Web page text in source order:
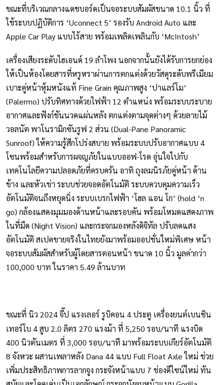
ขณะที่บริเวณกลางแดชบอร์ดเป็นจอระบบสัมผัสขนาด 10.1 นิ้ว ที่
ใช้ระบบปฏิบัติการ ‘Uconnect 5’ รองรับ Android Auto และ
Apple Car Play แบบไร้สาย พร้อมเพลิดเพลินกับ ‘McIntosh’
เครื่องเสียงระดับไฮเอนด์ 19 ลำโพง นอกจากนั้นยังได้รับการยกย่อง
ให้เป็นห้องโดยสารที่หรูหราผ่านการตกแต่งด้วยวัสดุระดับพรีเมียม
เบาะคู่หน้าหุ้มหนังแท้ Fine Grain คุณภาพสูง ‘ปาแลร์โม’
(Palermo) ปรับทิศทางด้วยไฟฟ้า 12 ตำแหน่ง พร้อมระบบระบาย
อากาศและฟังก์ชันนวดแผ่นหลัง ตกแต่งตามจุดต่างๆ ด้วยลายไม้
วอลนัต พาโนรามิกซันรูฟ 2 ส่วน (Dual-Pane Panoramic
Sunroof) ให้ความรู้สึกโปร่งสบาย พร้อมระบบปรับอากาศแบบ 4
โซนพร้อมสำหรับการผจญภัยในแบบออฟ-โรด อุ่นใจไปกับ
เทคโนโลยีความปลอดภัยที่ครบครัน อาทิ ถุงลมนิรภัยคู่หน้า ด้าน
ข้าง และหัวเข่า ระบบช่วยจอดอัตโนมัติ ระบบควบคุมความเร็ว
อัตโนมัติจนถึงหยุดนิ่ง ระบบเบรกไฟฟ้า ‘โฮล แอน โก’ (hold ‘n
go) กล้องแสดงมุมมองด้านหน้าและรอบคัน พร้อมโหมดแสดงภาพ
ในที่มืด (Night Vision) และกระจกมองหลังดิจิทัล ปรับลดแสง
อัตโนมัติ สเปคขายจริงในไทยยังมาพร้อมออปชั่นใหม่พิเศษ หน้า
จอระบบสัมผัสสำหรับผู้โดยสารตอนหน้า ขนาด 10 นิ้ว มูลค่ากว่า
100,000 บาท ในราคา 5.49 ล้านบาท
ขณะที่ นิว 2024 จี๊ป แรงเลอร์ รูบิคอน 4 ประตู เครื่องยนต์เบนซิน
เทอร์โบ 4 สูบ 2.0 ลิตร 270 แรงม้า ที่ 5,250 รอบ/นาที แรงบิด
400 นิวตันเมตร ที่ 3,000 รอบ/นาที มาพร้อมระบบเกียร์อัตโนมัติ
8 จังหวะ ผสานเพลาหลัง Dana 44 แบบ Full Float Axle ใหม่ ช่วย
เพิ่มประสิทธิภาพการลากจูง กระจังหน้าแบบ 7 ช่องดีไซน์ใหม่ ทัน